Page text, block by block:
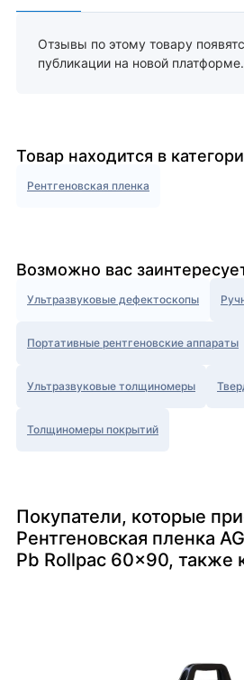
Отзывы по этому товару
публикации на новой платформе.
Товар находится в
Рентгеновская пленка
Возможно вас
Ультразвуковые дефектоскопы
Портативные рентгеновские аппараты
Ультразвуковые толщиномеры
Толщиномеры покрытий
Покупатели, которые
Рентгеновская пленка
Pb Rollpac 60x90, также